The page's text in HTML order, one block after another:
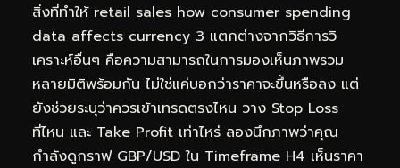
สิ่งที่ทำให้ retail sales how consumer spending
data affects currency 3 แตกต่างจากวิธีการวิ
เคราะห์อื่นๆ คือความสามารถในการมองเห็นภาพรวม
หลายมิติพร้อมกัน ไม่ใช่แค่บอกว่าราคาจะขึ้นหรือลง แต่
ยังช่วยระบุว่าควรเข้าเทรดตรงไหน วาง Stop Loss
ที่ไหน และ Take Profit เท่าไหร่ ลองนึกภาพว่าคุณ
กำลังดูกราฟ GBP/USD ใน Timeframe H4 เห็นราคา